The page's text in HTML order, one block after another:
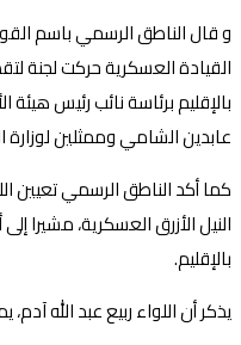
و قال الناطق الرسمي باسم
القيادة العسكرية حركت لجنة
بالإقليم برئاسة نائب رئيس هيئة
عابدين الشامي وممثلين لوزارة
كما أكد الناطق الرسمي تعيين
النيل الأزرق العسكرية، مشيرا
بالإقليم.
يذكر أن اللواء ربيع عبد الله